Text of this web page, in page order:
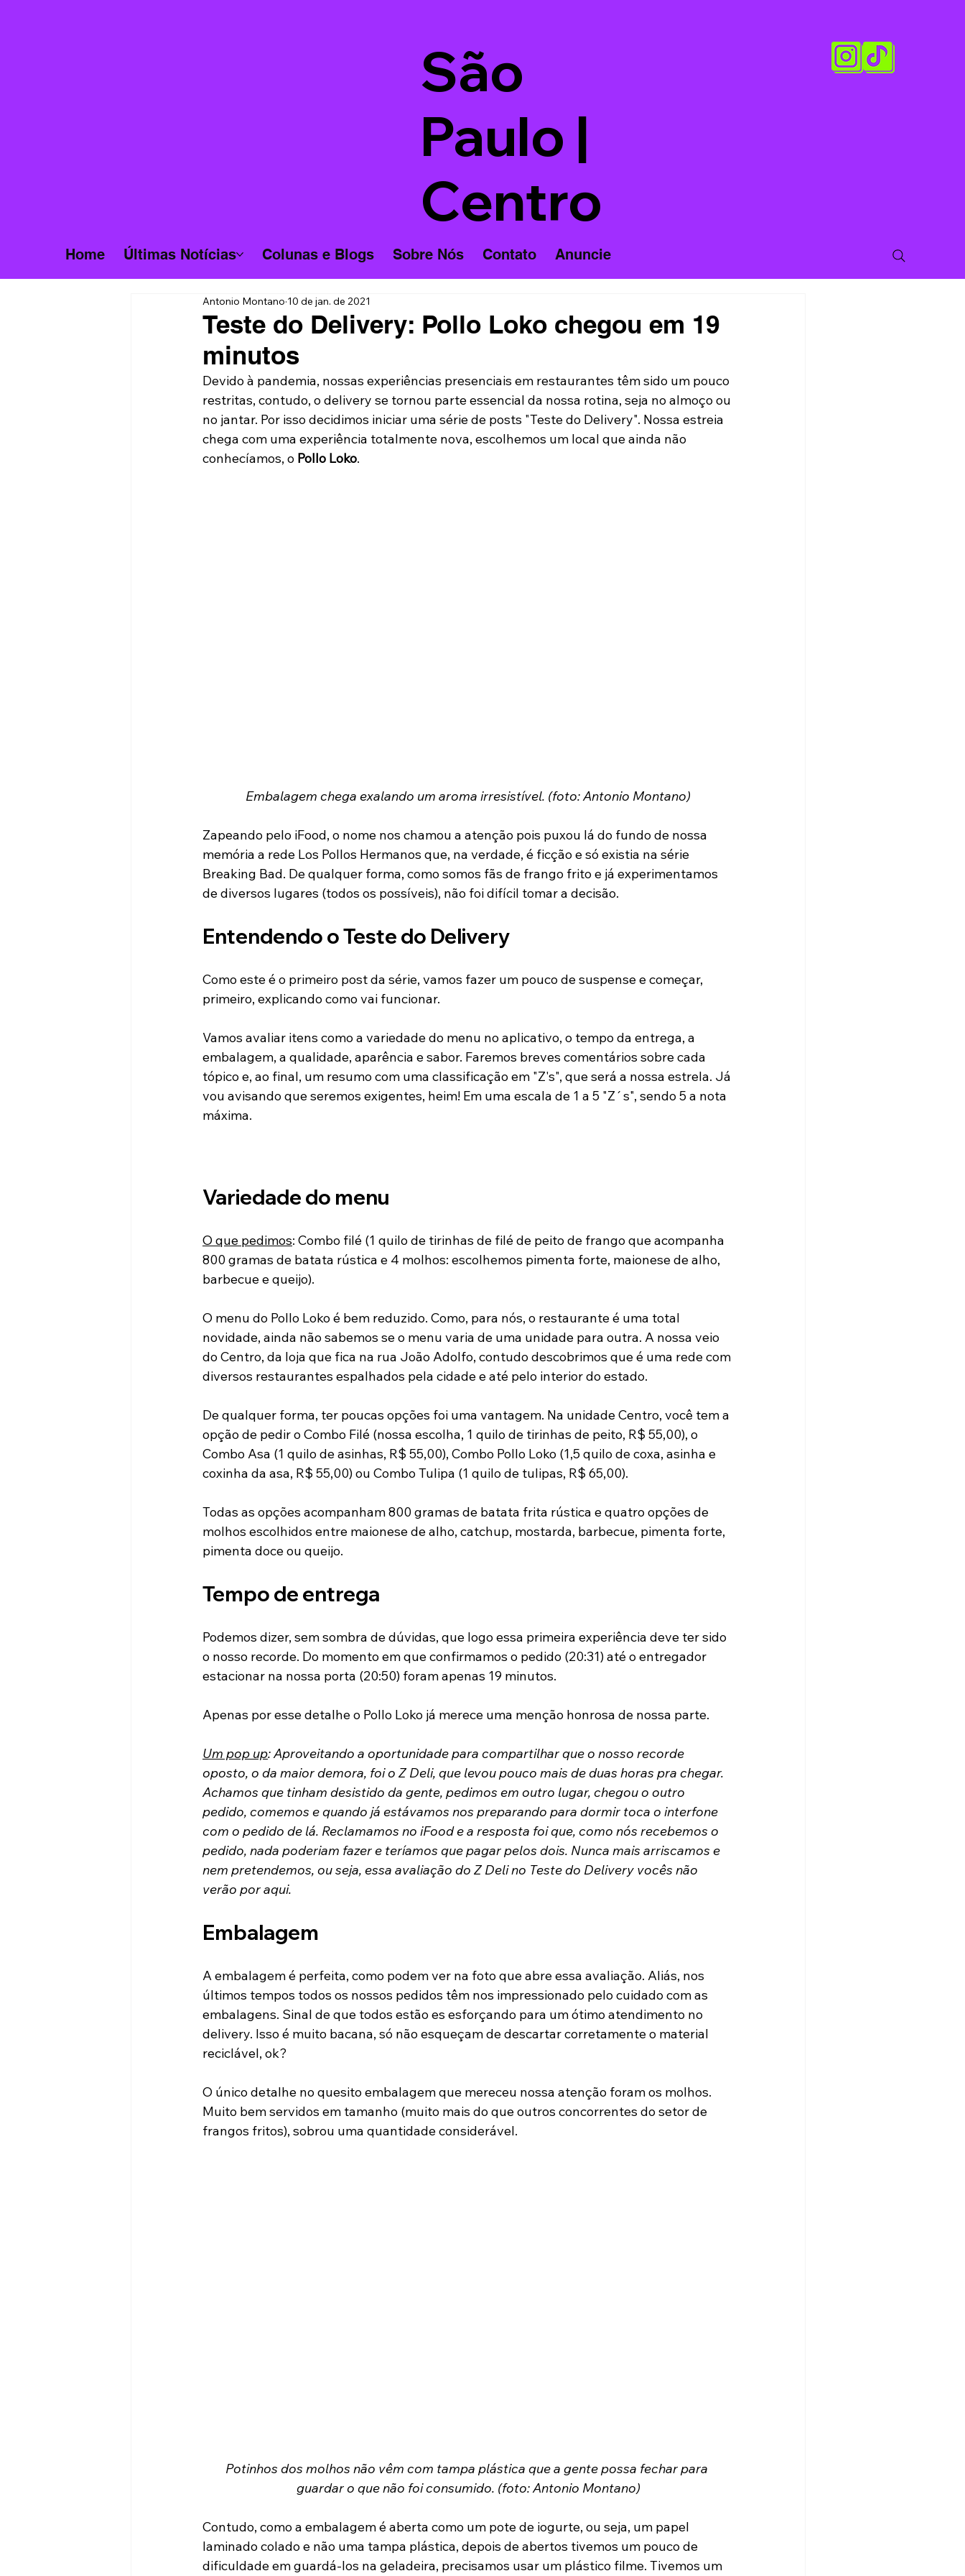
São
Paulo |
Centro
Home Últimas Notícias Colunas e Blogs Sobre Nós Contato Anuncie
Teste do Delivery: Pollo Loko chegou em 19
minutos
Antonio Montano 10 de jan. de 2021
Devido à pandemia, nossas experiências presenciais em restaurantes têm sido um pouco
restritas, contudo, o delivery se tornou parte essencial da nossa rotina, seja no almoço ou
no jantar. Por isso decidimos iniciar uma série de posts "Teste do Delivery". Nossa estreia
chega com uma experiência totalmente nova, escolhemos um local que ainda não
conhecíamos, o Pollo Loko.
Embalagem chega exalando um aroma irresistível. (foto: Antonio Montano)
Zapeando pelo iFood, o nome nos chamou a atenção pois puxou lá do fundo de nossa
memória a rede Los Pollos Hermanos que, na verdade, é ficção e só existia na série
Breaking Bad. De qualquer forma, como somos fãs de frango frito e já experimentamos
de diversos lugares (todos os possíveis), não foi difícil tomar a decisão.
Entendendo o Teste do Delivery
Como este é o primeiro post da série, vamos fazer um pouco de suspense e começar,
primeiro, explicando como vai funcionar.
Vamos avaliar itens como a variedade do menu no aplicativo, o tempo da entrega, a
embalagem, a qualidade, aparência e sabor. Faremos breves comentários sobre cada
tópico e, ao final, um resumo com uma classificação em "Z's", que será a nossa estrela. Já
vou avisando que seremos exigentes, heim! Em uma escala de 1 a 5 "Z´s", sendo 5 a nota
máxima.
Variedade do menu
O que pedimos: Combo filé (1 quilo de tirinhas de filé de peito de frango que acompanha
800 gramas de batata rústica e 4 molhos: escolhemos pimenta forte, maionese de alho,
barbecue e queijo).
O menu do Pollo Loko é bem reduzido. Como, para nós, o restaurante é uma total
novidade, ainda não sabemos se o menu varia de uma unidade para outra. A nossa veio
do Centro, da loja que fica na rua João Adolfo, contudo descobrimos que é uma rede com
diversos restaurantes espalhados pela cidade e até pelo interior do estado.
De qualquer forma, ter poucas opções foi uma vantagem. Na unidade Centro, você tem a
opção de pedir o Combo Filé (nossa escolha, 1 quilo de tirinhas de peito, R$ 55,00), o
Combo Asa (1 quilo de asinhas, R$ 55,00), Combo Pollo Loko (1,5 quilo de coxa, asinha e
coxinha da asa, R$ 55,00) ou Combo Tulipa (1 quilo de tulipas, R$ 65,00).
Todas as opções acompanham 800 gramas de batata frita rústica e quatro opções de
molhos escolhidos entre maionese de alho, catchup, mostarda, barbecue, pimenta forte,
pimenta doce ou queijo.
Tempo de entrega
Podemos dizer, sem sombra de dúvidas, que logo essa primeira experiência deve ter sido
o nosso recorde. Do momento em que confirmamos o pedido (20:31) até o entregador
estacionar na nossa porta (20:50) foram apenas 19 minutos.
Apenas por esse detalhe o Pollo Loko já merece uma menção honrosa de nossa parte.
Um pop up: Aproveitando a oportunidade para compartilhar que o nosso recorde
oposto, o da maior demora, foi o Z Deli, que levou pouco mais de duas horas pra chegar.
Achamos que tinham desistido da gente, pedimos em outro lugar, chegou o outro
pedido, comemos e quando já estávamos nos preparando para dormir toca o interfone
com o pedido de lá. Reclamamos no iFood e a resposta foi que, como nós recebemos o
pedido, nada poderiam fazer e teríamos que pagar pelos dois. Nunca mais arriscamos e
nem pretendemos, ou seja, essa avaliação do Z Deli no Teste do Delivery vocês não
verão por aqui.
Embalagem
A embalagem é perfeita, como podem ver na foto que abre essa avaliação. Aliás, nos
últimos tempos todos os nossos pedidos têm nos impressionado pelo cuidado com as
embalagens. Sinal de que todos estão es esforçando para um ótimo atendimento no
delivery. Isso é muito bacana, só não esqueçam de descartar corretamente o material
reciclável, ok?
O único detalhe no quesito embalagem que mereceu nossa atenção foram os molhos.
Muito bem servidos em tamanho (muito mais do que outros concorrentes do setor de
frangos fritos), sobrou uma quantidade considerável.
Potinhos dos molhos não vêm com tampa plástica que a gente possa fechar para
guardar o que não foi consumido. (foto: Antonio Montano)
Contudo, como a embalagem é aberta como um pote de iogurte, ou seja, um papel
laminado colado e não uma tampa plástica, depois de abertos tivemos um pouco de
dificuldade em guardá-los na geladeira, precisamos usar um plástico filme. Tivemos um